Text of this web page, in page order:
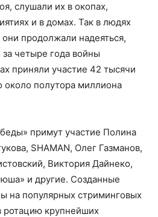
слушали их в окопах,
и в домах. Так в людях
продолжали надеяться,
четыре года войны
приняли участие 42 тысячи
около полутора миллиона
примут участие Полина
SHAMAN, Олег Газманов,
Виктория Дайнеко,
и другие. Созданные
на популярных стриминговых
ротацию крупнейших